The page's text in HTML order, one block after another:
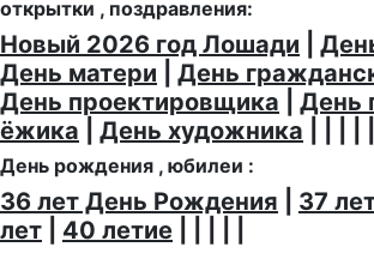
открытки , поздравления:
Новый 2026 год Лошади
День матери
День
День проектировщика
День
ёжика
День художника
День рождения , юбилеи :
36 лет День Рождения 37
лет
40 летие